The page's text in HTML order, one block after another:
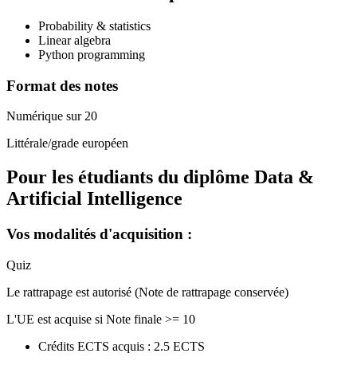
Probability & statistics
Linear algebra
Python programming
Format des notes
Numérique sur 20
Littérale/grade européen
Pour les étudiants du diplôme Data &
Artificial Intelligence
Vos modalités d'acquisition :
Quiz
Le rattrapage est autorisé (Note de rattrapage conservée)
L'UE est acquise si Note finale >= 10
Crédits ECTS acquis : 2.5 ECTS